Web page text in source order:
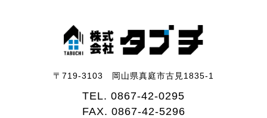
〒719-3103 岡山県真庭市古見1835-1
TEL. 0867-42-0295
FAX. 0867-42-5296